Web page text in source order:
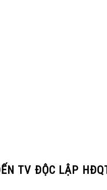
TV ĐỘC LẬP